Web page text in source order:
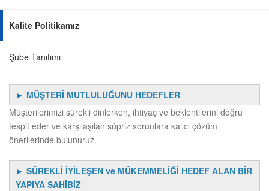
Kalite Politikamız
Şube Tanıtımı
► MÜŞTERİ MUTLULUĞUNU HEDEFLER
Müşterilerimizi sürekli dinlerken, ihtiyaç ve beklentilerini doğru
tespit eder ve karşılaşılan süpriz sorunlara kalıcı çözüm
önerilerinde bulunuruz.
► SÜREKLİ İYİLEŞEN ve MÜKEMMELİĞİ HEDEF ALAN BİR
YAPIYA SAHİBİZ